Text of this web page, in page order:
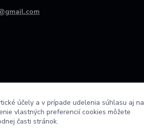
účely a v prípade udelenia súhlasu aj na
vlastných preferencií cookies môžete
časti stránok.